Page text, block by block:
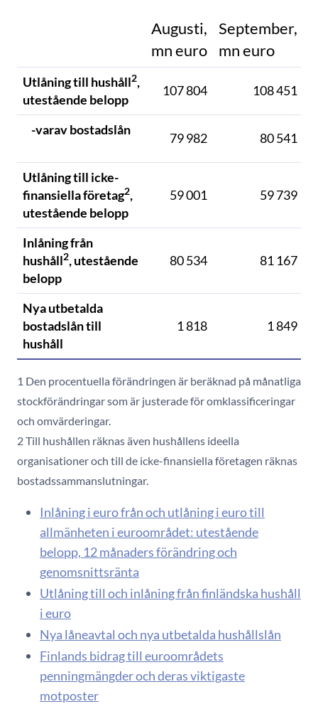
Augusti,
mn euro
September,
mn euro
Utlåning till hushåll2,
utestående belopp
107 804 108 451
-varav bostadslån
79 982 80 541
Utlåning till icke-
finansiella företag2,
utestående belopp
59 001 59 739
Inlåning från
hushåll2, utestående
belopp
80 534 81 167
Nya utbetalda
bostadslån till
hushåll
1 818 1 849
1 Den procentuella förändringen är beräknad på månatliga
stockförändringar som är justerade för omklassificeringar
och omvärderingar.
2 Till hushållen räknas även hushållens ideella
organisationer och till de icke-finansiella företagen räknas
bostadssammanslutningar.
Inlåning i euro från och utlåning i euro till
allmänheten i euroområdet: utestående
belopp, 12 månaders förändring och
genomsnittsränta
Utlåning till och inlåning från finländska hushåll
i euro
Nya låneavtal och nya utbetalda hushållslån
Finlands bidrag till euroområdets
penningmängder och deras viktigaste
motposter